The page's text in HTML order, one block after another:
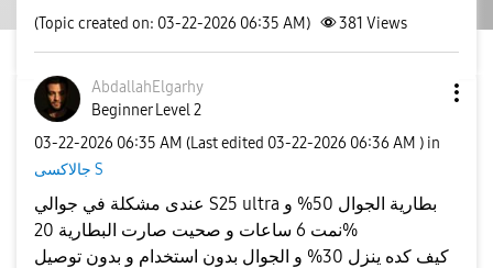
(Topic created on: 03-22-2026 06:35 AM) 381 Views
AbdallahElgarhy
Beginner Level 2
‎03-22-2026 06:35 AM (Last edited ‎03-22-2026 06:36 AM ) in
جالاكسى S
عندى مشكلة في جوالي S25 ultra بطارية الجوال 50% و
نمت 6 ساعات و صحيت صارت البطارية 20%
كيف كده ينزل 30% و الجوال بدون استخدام و بدون توصيل